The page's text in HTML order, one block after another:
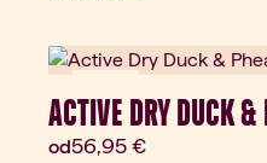
ACTIVE DRY DUCK &
odAktuálna cena:
56,95 €